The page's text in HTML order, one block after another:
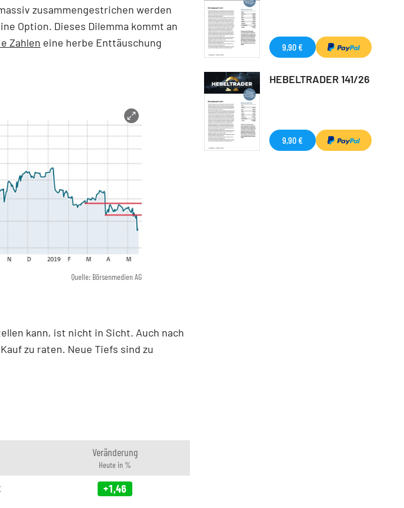
zusammengestrichen werden
Option. Dieses Dilemma kommt an
Zahlen eine herbe Enttäuschung
Quelle: Börsenmedien AG
kann, ist nicht in Sicht. Auch nach
zu raten. Neue Tiefs sind zu
Veränderung
Heute in %
+1,46
9,90 €
HEBELTRADER 141/26
9,90 €